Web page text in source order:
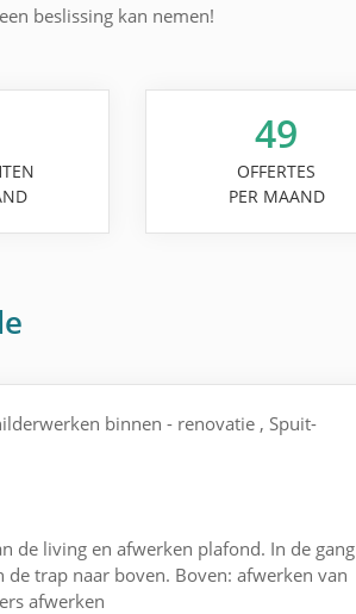
beslissing kan nemen!
49
OFFERTES
PER MAAND
binnen - renovatie , Spuit-
de living en afwerken plafond. In de gang
trap naar boven. Boven: afwerken van
afwerken